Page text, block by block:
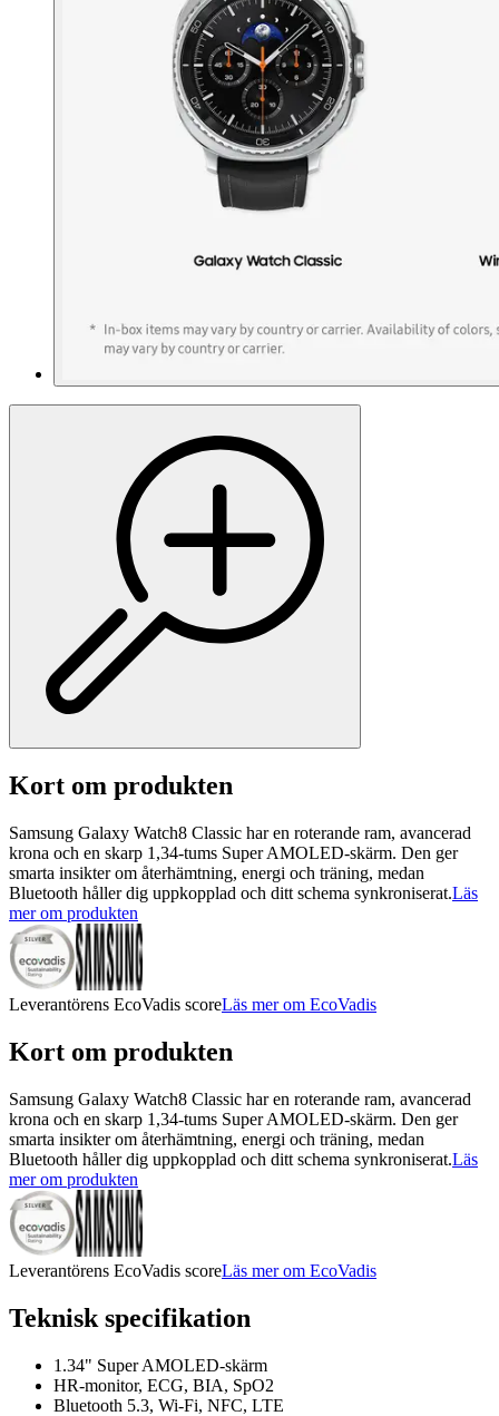
Kort om produkten
Samsung Galaxy Watch8 Classic har en roterande ram, avancerad
krona och en skarp 1,34-tums Super AMOLED-skärm. Den ger
smarta insikter om återhämtning, energi och träning, medan
Bluetooth håller dig uppkopplad och ditt schema synkroniserat.Läs
mer om produkten
Leverantörens EcoVadis scoreLäs mer om EcoVadis
Kort om produkten
Samsung Galaxy Watch8 Classic har en roterande ram, avancerad
krona och en skarp 1,34-tums Super AMOLED-skärm. Den ger
smarta insikter om återhämtning, energi och träning, medan
Bluetooth håller dig uppkopplad och ditt schema synkroniserat.Läs
mer om produkten
Leverantörens EcoVadis scoreLäs mer om EcoVadis
Teknisk specifikation
1.34" Super AMOLED-skärm
HR-monitor, ECG, BIA, SpO2
Bluetooth 5.3, Wi-Fi, NFC, LTE